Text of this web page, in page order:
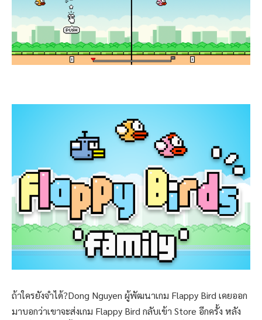
ถ้าใครยังจำได้?Dong Nguyen ผู้พัฒนาเกม Flappy Bird เคยออก
มาบอกว่าเขาจะส่งเกม Flappy Bird กลับเข้า Store อีกครั้ง หลัง